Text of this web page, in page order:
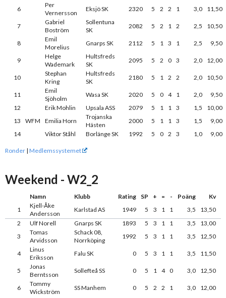
6
Per
Vernersson
Eksjö SK 2320 5 2 2 1 3,0 11,50
7
Gabriel
Boström
Sollentuna
SK
2082 5 2 1 2 2,5 10,50
8
Emil
Morelius
Gnarps SK 2112 5 1 3 1 2,5 9,50
9
Helge
Wademark
Hultsfreds
SK
2095 5 2 0 3 2,0 12,00
10
Stephan
Kring
Hultsfreds
SK
2180 5 1 2 2 2,0 10,50
11
Emil
Sjöholm
Wasa SK 2020 5 0 4 1 2,0
9,50
12
Erik Mohlin Upsala ASS 2079 5 1 1 3 1,5
10,00
13
WFM Emilia Horn
Trojanska
Hästen
2000 5 1 1 3 1,5
9,00
14
Viktor Ståhl Borlänge SK 1992 5 0 2 3 1,0 9,00
Ronder | Medlemssystemet
Weekend - W2_2
Namn Klubb Rating SP + = - Poäng
Kv
1
Kjell-Åke
Andersson
Karlstad AS 1949 5 3 1 1 3,5
13,50
2
Ulf Norell Gnarps SK 1893 5 3 1 1 3,5
13,00
3
Tomas
Arvidsson
Schack 08,
Norrköping
1992 5 3 1 1 3,5 12,50
4
Linus
Eriksson
Falu SK 0 5 3 1 1 3,5 11,50
5
Jonas
Berntsson
Sollefteå SS 0 5 1 4 0 3,0 12,50
6
Tommy
Wickström
SS Manhem 0 5 2 2 1 3,0
12,00